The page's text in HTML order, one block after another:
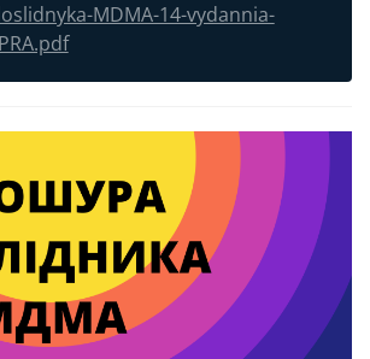
MDMA-14-vydannia-